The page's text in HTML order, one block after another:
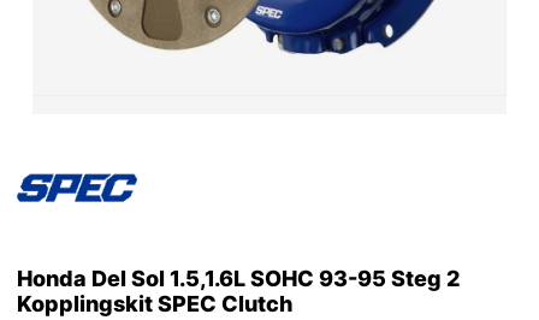
Honda Del Sol 1.5,1.6L SOHC 93-95 Steg 2
Kopplingskit SPEC Clutch